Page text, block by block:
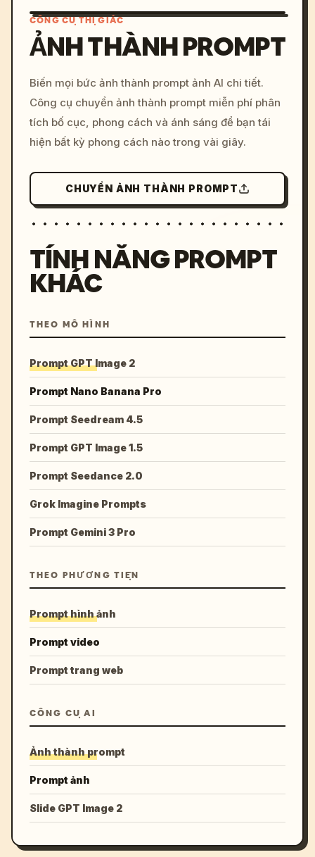
c, cyberpunk sunset, neon
colors, 8k --v 6.0
CÔNG CỤ THỊ GIÁC
ẢNH THÀNH PROMPT
Biến mọi bức ảnh thành prompt ảnh AI chi tiết.
Công cụ chuyển ảnh thành prompt miễn phí phân
tích bố cục, phong cách và ánh sáng để bạn tái
hiện bất kỳ phong cách nào trong vài giây.
CHUYỂN ẢNH THÀNH PROMPT
TÍNH NĂNG PROMPT
KHÁC
THEO MÔ HÌNH
Prompt GPT Image 2
Prompt Nano Banana Pro
Prompt Seedream 4.5
Prompt GPT Image 1.5
Prompt Seedance 2.0
Grok Imagine Prompts
Prompt Gemini 3 Pro
THEO PHƯƠNG TIỆN
Prompt hình ảnh
Prompt video
Prompt trang web
CÔNG CỤ AI
Ảnh thành prompt
Prompt ảnh
Slide GPT Image 2